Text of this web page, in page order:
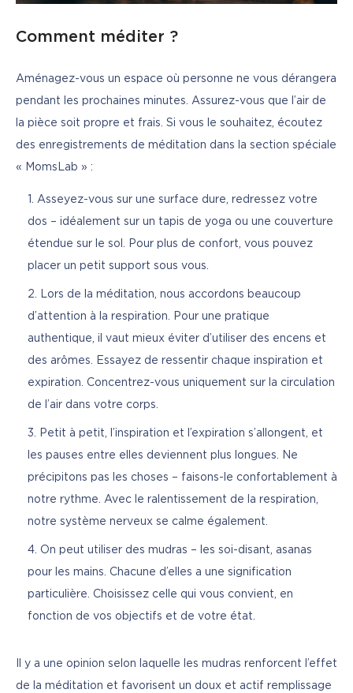
Comment méditer ?
Aménagez-vous un espace où personne ne vous dérangera
pendant les prochaines minutes. Assurez-vous que l’air de
la pièce soit propre et frais. Si vous le souhaitez, écoutez
des enregistrements de méditation dans la section spéciale
« MomsLab » :
Asseyez-vous sur une surface dure, redressez votre
dos – idéalement sur un tapis de yoga ou une couverture
étendue sur le sol. Pour plus de confort, vous pouvez
placer un petit support sous vous.
Lors de la méditation, nous accordons beaucoup
d’attention à la respiration. Pour une pratique
authentique, il vaut mieux éviter d’utiliser des encens et
des arômes. Essayez de ressentir chaque inspiration et
expiration. Concentrez-vous uniquement sur la circulation
de l’air dans votre corps.
Petit à petit, l’inspiration et l’expiration s’allongent, et
les pauses entre elles deviennent plus longues. Ne
précipitons pas les choses – faisons-le confortablement à
notre rythme. Avec le ralentissement de la respiration,
notre système nerveux se calme également.
On peut utiliser des mudras – les soi-disant, asanas
pour les mains. Chacune d’elles a une signification
particulière. Choisissez celle qui vous convient, en
fonction de vos objectifs et de votre état.
Il y a une opinion selon laquelle les mudras renforcent l’effet
de la méditation et favorisent un doux et actif remplissage